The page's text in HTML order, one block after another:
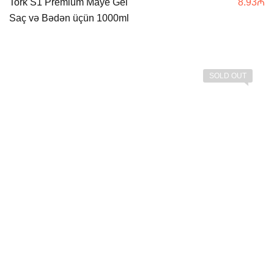
Saç və Bədən üçün 1000ml
SOLD OUT